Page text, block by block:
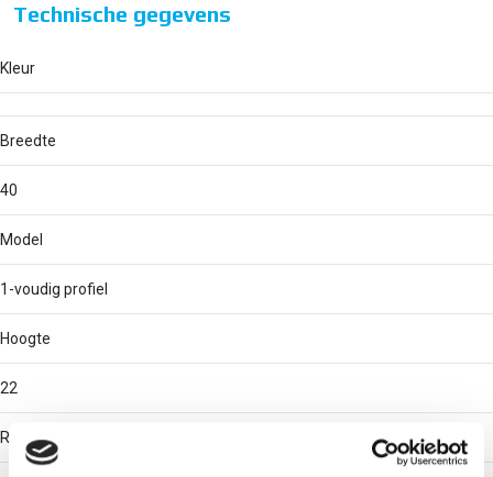
Technische gegevens
Kleur
Breedte
40
Model
1-voudig profiel
Hoogte
22
RAL-nummer